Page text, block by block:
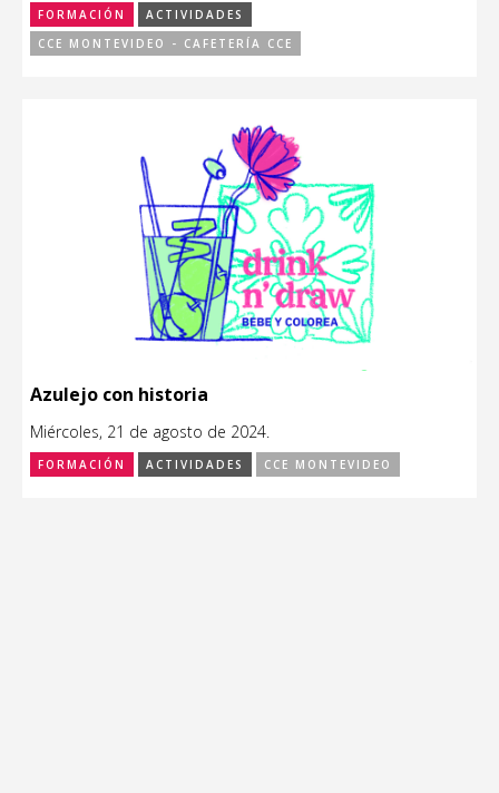
FORMACIÓN
ACTIVIDADES
CCE MONTEVIDEO - CAFETERÍA CCE
Azulejo con historia
Miércoles, 21 de agosto de 2024.
FORMACIÓN ACTIVIDADES CCE MONTEVIDEO